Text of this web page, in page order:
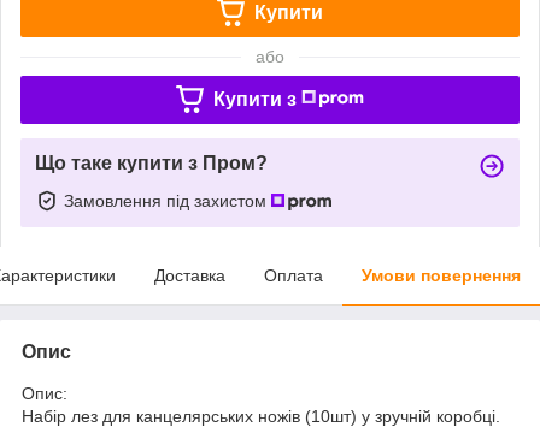
Купити
або
Купити з
Що таке купити з Пром?
Замовлення під захистом
Доставка Оплата Умови повернення
Опис
Опис:
Набір лез для канцелярських ножів (10шт) у зручній коробці.